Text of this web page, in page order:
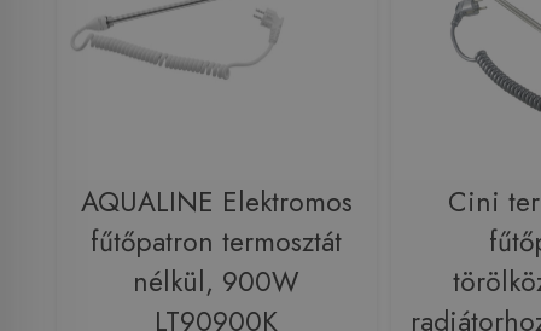
AQUALINE Elektromos
fűtőpatron termosztát
nélkül, 900W
LT90900K
Cini